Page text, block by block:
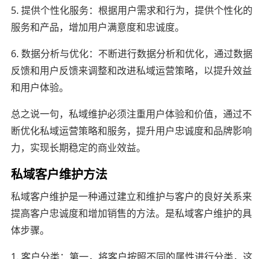
5. 提供个性化服务：根据用户需求和行为，提供个性化的
服务和产品，增加用户满意度和忠诚度。
6. 数据分析与优化：不断进行数据分析和优化，通过数据
反馈和用户反馈来调整和改进私域运营策略，以提升效益
和用户体验。
总之说一句，私域维护必须注重用户体验和价值，通过不
断优化私域运营策略和服务，提升用户忠诚度和品牌影响
力，实现长期稳定的商业效益。
私域客户维护方法
私域客户维护是一种通过建立和维护与客户的良好关系来
提高客户忠诚度和增加销售的方法。是私域客户维护的具
体步骤。